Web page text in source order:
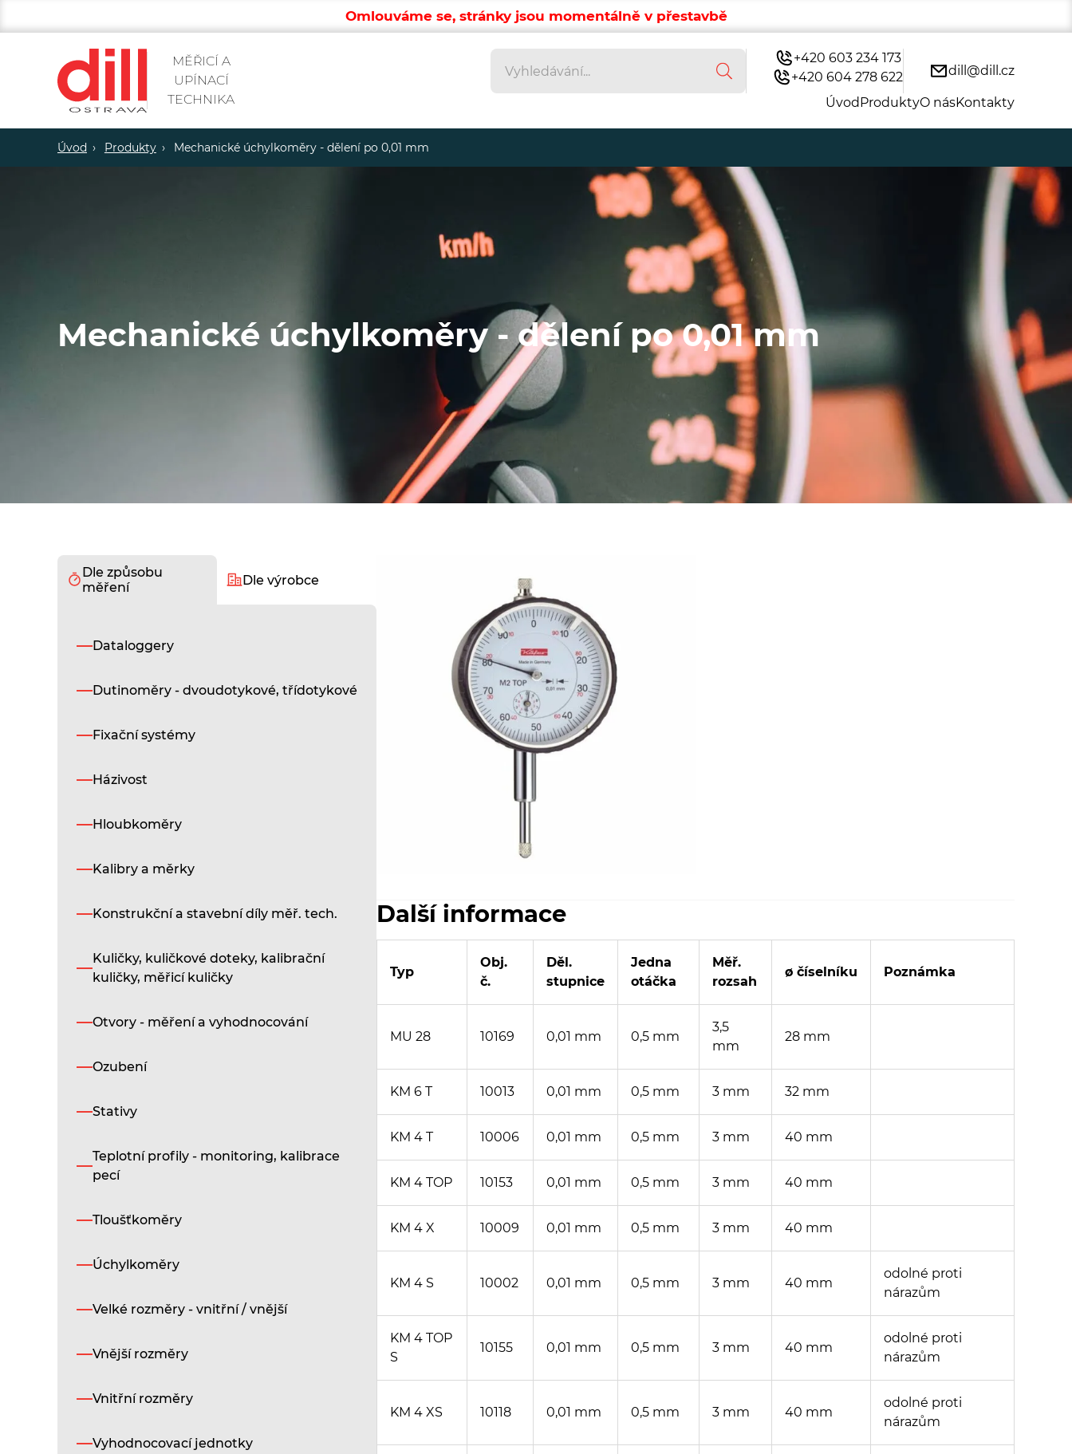
Omlouváme se, stránky jsou momentálně v přestavbě
MĚŘICÍ A
UPÍNACÍ
TECHNIKA
Vyhledávání
Vyhledávání
+420 603 234 173
+420 604 278 622
dill@dill.cz
ÚvodProduktyO násKontakty
Úvod Produkty Mechanické úchylkoměry - dělení po 0,01 mm
Mechanické úchylkoměry - dělení po 0,01 mm
Dle způsobu
měření
Dle výrobce
Dataloggery
Dutinoměry - dvoudotykové, třídotykové
Fixační systémy
Házivost
Hloubkoměry
Kalibry a měrky
Konstrukční a stavební díly měř. tech.
Kuličky, kuličkové doteky, kalibrační
kuličky, měřicí kuličky
Otvory - měření a vyhodnocování
Ozubení
Stativy
Teplotní profily - monitoring, kalibrace
pecí
Tloušťkoměry
Úchylkoměry
Velké rozměry - vnitřní / vnější
Vnější rozměry
Vnitřní rozměry
Vyhodnocovací jednotky
Další informace
Typ
Obj.
č.
Děl.
stupnice
Jedna
otáčka
Měř.
rozsah
ø číselníku Poznámka
MU 28 10169 0,01 mm 0,5 mm
3,5
mm
28 mm
KM 6 T 10013 0,01 mm 0,5 mm 3 mm 32 mm
KM 4 T 10006 0,01 mm 0,5 mm 3 mm 40 mm
KM 4 TOP 10153 0,01 mm 0,5 mm 3 mm 40 mm
KM 4 X 10009 0,01 mm 0,5 mm 3 mm 40 mm
KM 4 S 10002 0,01 mm 0,5 mm 3 mm 40 mm
odolné proti
nárazům
KM 4 TOP
S
10155 0,01 mm 0,5 mm 3 mm 40 mm
odolné proti
nárazům
KM 4 XS 10118 0,01 mm 0,5 mm 3 mm 40 mm
odolné proti
nárazům